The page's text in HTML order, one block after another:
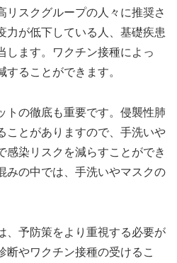
リスクグループの人々に推奨さ
力が低下している人、基礎疾患
します。ワクチン接種によっ
ることができます。
トの徹底も重要です。侵襲性肺
ことがありますので、手洗いや
感染リスクを減らすことができ
みの中では、手洗いやマスクの
、予防策をより重視する必要が
断やワクチン接種の受けるこ